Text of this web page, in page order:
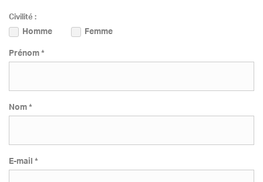
Civilité :
Homme
Femme
Nom *
Prénom *
E-mail *